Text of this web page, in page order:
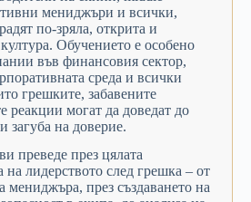
мениджъри и всички,
по-зряла, открита и
култура. Обучението е особено
във финансовия сектор,
среда и всички
грешките, забавените
реакции могат да доведат до
и загуба на доверие.
ви преведе през цялата
на лидерството след грешка – от
мениджъра, през създаването на